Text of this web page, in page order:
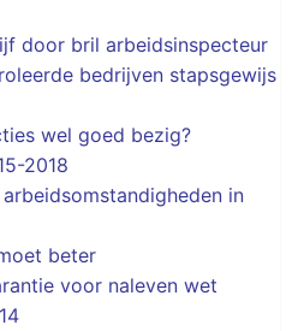
door bril arbeidsinspecteur
bedrijven stapsgewijs
wel goed bezig?
2018
in
beter
voor naleven wet